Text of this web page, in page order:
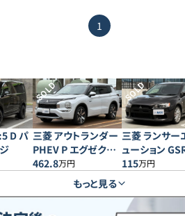
1
D パ
SOLD
三菱 アウトランダー
PHEV P エグゼクテ
ィブパッケージ
462.8万円
SOLD
三菱 ランサー
ューション
115万円
もっと見る